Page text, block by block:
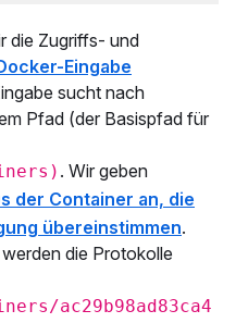
die Zugriffs- und
Eingabe
sucht nach
Pfad (der Basispfad für
. Wir geben
der Container an, die
übereinstimmen.
die Protokolle
ac29b98ad83ca4